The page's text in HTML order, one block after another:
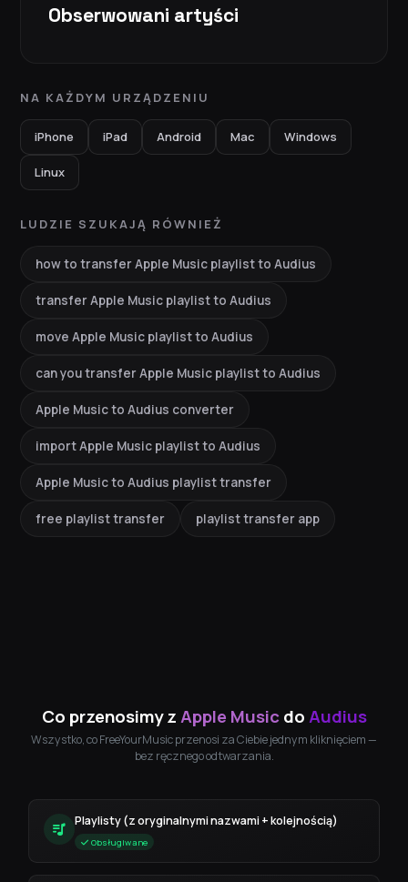
Obserwowani artyści
NA KAŻDYM URZĄDZENIU
iPhone iPad Android Mac Windows
Linux
LUDZIE SZUKAJĄ RÓWNIEŻ
how to transfer Apple Music playlist to Audius
transfer Apple Music playlist to Audius
move Apple Music playlist to Audius
can you transfer Apple Music playlist to Audius
Apple Music to Audius converter
import Apple Music playlist to Audius
Apple Music to Audius playlist transfer
free playlist transfer playlist transfer app
Co przenosimy zApple Music doAudius
Wszystko, co FreeYourMusic przenosi za Ciebie jednym kliknięciem —
bez ręcznego odtwarzania.
Playlisty (z oryginalnymi nazwami + kolejnością)
Obsługiwane